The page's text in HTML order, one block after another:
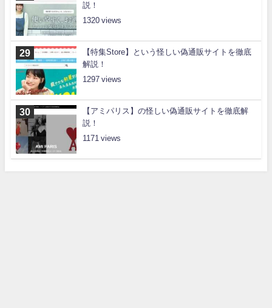
説！
1320
【特集Store】という怪しい偽通販サイトを徹底
解説！
1297
【アミパリス】の怪しい偽通販サイトを徹底解
説！
1171